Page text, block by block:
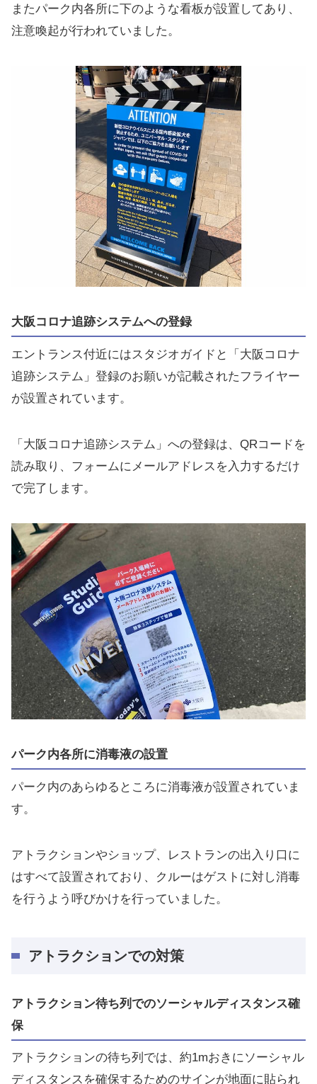
またパーク内各所に下のような看板が設置してあり、
注意喚起が行われていました。
大阪コロナ追跡システムへの登録
エントランス付近にはスタジオガイドと「大阪コロナ
追跡システム」登録のお願いが記載されたフライヤー
が設置されています。
「大阪コロナ追跡システム」への登録は、QRコードを
読み取り、フォームにメールアドレスを入力するだけ
で完了します。
パーク内各所に消毒液の設置
パーク内のあらゆるところに消毒液が設置されていま
す。
アトラクションやショップ、レストランの出入り口に
はすべて設置されており、クルーはゲストに対し消毒
を行うよう呼びかけを行っていました。
アトラクションでの対策
アトラクション待ち列でのソーシャルディスタンス確
保
アトラクションの待ち列では、約1mおきにソーシャル
ディスタンスを確保するためのサインが地面に貼られ